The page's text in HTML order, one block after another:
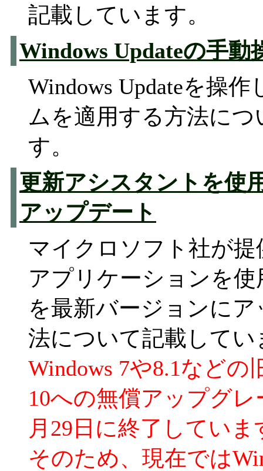
記載しています。
Windows Updateの手動
Windows Updateを操
ムを適用する方法に
す。
更新アシスタントを使
アップデート
マイクロソフト社が
アプリケーションを使
を最新バージョンに
法について記載してい
Windows 7や8.1などの
10への無償アップグレ
月29日に終了していま
そのため、現在では